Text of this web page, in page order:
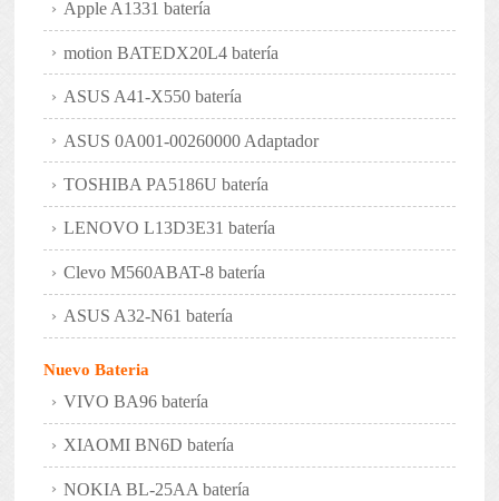
Apple A1331 batería
motion BATEDX20L4 batería
ASUS A41-X550 batería
ASUS 0A001-00260000 Adaptador
TOSHIBA PA5186U batería
LENOVO L13D3E31 batería
Clevo M560ABAT-8 batería
ASUS A32-N61 batería
Nuevo Bateria
VIVO BA96 batería
XIAOMI BN6D batería
NOKIA BL-25AA batería